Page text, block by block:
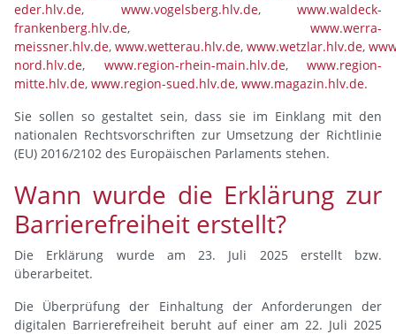
eder.hlv.de, www.vogelsberg.hlv.de, www.waldeck-
frankenberg.hlv.de, www.werra-
meissner.hlv.de, www.wetterau.hlv.de, www.wetzlar.hlv.de,
nord.hlv.de, www.region-rhein-main.hlv.de, www.region-
mitte.hlv.de, www.region-sued.hlv.de, www.magazin.hlv.de.
Sie sollen so gestaltet sein, dass sie im Einklang mit den
nationalen Rechtsvorschriften zur Umsetzung der Richtlinie
(EU) 2016/2102 des Europäischen Parlaments stehen.
Wann wurde die Erklärung zur
Barrierefreiheit erstellt?
Die Erklärung wurde am 23. Juli 2025 erstellt bzw.
überarbeitet.
Die Überprüfung der Einhaltung der Anforderungen der
digitalen Barrierefreiheit beruht auf einer am 22. Juli 2025